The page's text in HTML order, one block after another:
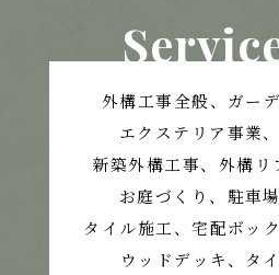
外構工事全般、ガー
エクステリア事業
新築外構工事、外構リ
お庭づくり、 駐車
タイル施工、宅配ボッ
ウッドデッキ、タ